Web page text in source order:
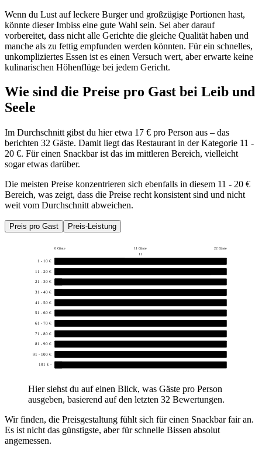
Wenn du Lust auf leckere Burger und großzügige Portionen hast,
könnte dieser Imbiss eine gute Wahl sein. Sei aber darauf
vorbereitet, dass nicht alle Gerichte die gleiche Qualität haben und
manche als zu fettig empfunden werden könnten. Für ein schnelles,
unkompliziertes Essen ist es einen Versuch wert, aber erwarte keine
kulinarischen Höhenflüge bei jedem Gericht.
Wie sind die Preise pro Gast bei Leib und
Seele
Im Durchschnitt gibst du hier etwa 17 € pro Person aus – das
berichten 32 Gäste. Damit liegt das Restaurant in der Kategorie 11 -
20 €. Für einen Snackbar ist das im mittleren Bereich, vielleicht
sogar etwas darüber.
Die meisten Preise konzentrieren sich ebenfalls in diesem 11 - 20 €
Bereich, was zeigt, dass die Preise recht konsistent sind und nicht
weit vom Durchschnitt abweichen.
Preis pro Gast Preis-Leistung
0 Gäste 11 Gäste
22 Gäste
11
1 - 10 €
11 - 20 €
21 - 30 €
31 - 40 €
41 - 50 €
51 - 60 €
61 - 70 €
71 - 80 €
81 - 90 €
91 - 100 €
101 € -
Hier siehst du auf einen Blick, was Gäste pro Person
ausgeben, basierend auf den letzten 32 Bewertungen.
Wir finden, die Preisgestaltung fühlt sich für einen Snackbar fair an.
Es ist nicht das günstigste, aber für schnelle Bissen absolut
angemessen.